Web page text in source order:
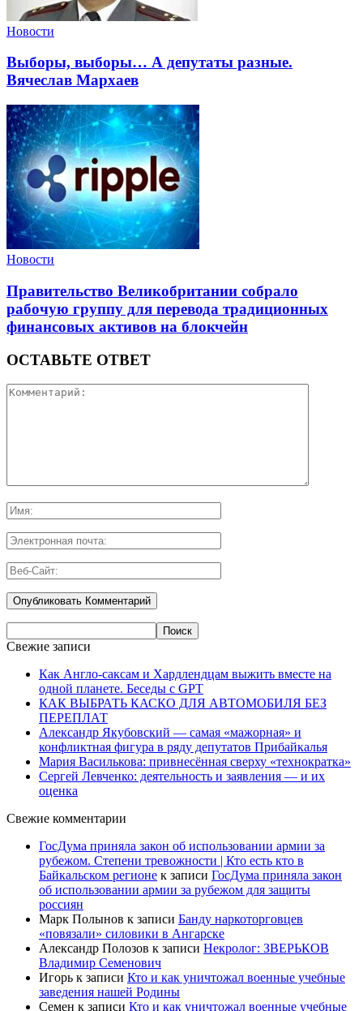
Новости
Выборы, выборы… А депутаты разные.
Вячеслав Мархаев
Новости
Правительство Великобритании собрало
рабочую группу для перевода традиционных
финансовых активов на блокчейн
ОСТАВЬТЕ ОТВЕТ
Свежие записи
Как Англо-саксам и Хардлендцам выжить вместе на
одной планете. Беседы с GPT
КАК ВЫБРАТЬ КАСКО ДЛЯ АВТОМОБИЛЯ БЕЗ
ПЕРЕПЛАТ
Александр Якубовский — самая «мажорная» и
конфликтная фигура в ряду депутатов Прибайкалья
Мария Василькова: привнесённая сверху «технократка»
Сергей Левченко: деятельность и заявления — и их
оценка
Свежие комментарии
ГосДума приняла закон об использовании армии за
рубежом. Степени тревожности | Кто есть кто в
Байкальском регионе к записи ГосДума приняла закон
об использовании армии за рубежом для защиты
россиян
Марк Полынов к записи Банду наркоторговцев
«повязали» силовики в Ангарске
Александр Полозов к записи Некролог: ЗВЕРЬКОВ
Владимир Семенович
Игорь к записи Кто и как уничтожал военные учебные
заведения нашей Родины
Семен к записи Кто и как уничтожал военные учебные